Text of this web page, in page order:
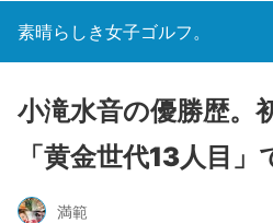
素晴らしき女子ゴルフ。
小滝水音の優勝歴
「黄金世代13人目」
満範